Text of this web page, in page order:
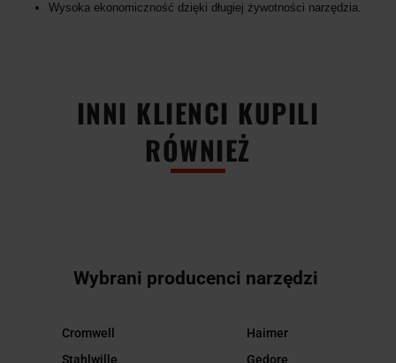
Wysoka ekonomiczność dzięki długiej żywotności narzędzia.
INNI KLIENCI KUPILI
RÓWNIEŻ
Wybrani producenci narzędzi
Cromwell
Stahlwille
Haimer
Gedore